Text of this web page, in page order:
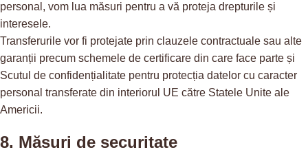
personal, vom lua măsuri pentru a vă proteja drepturile și
interesele.
Transferurile vor fi protejate prin clauzele contractuale sau alte
garanții precum schemele de certificare din care face parte și
Scutul de confidențialitate pentru protecția datelor cu caracter
personal transferate din interiorul UE către Statele Unite ale
Americii.
8. Măsuri de securitate